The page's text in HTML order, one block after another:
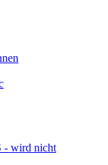
wird nicht